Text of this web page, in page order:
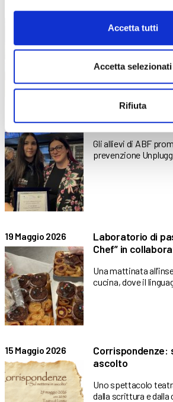
Accetta tutti
Accetta selezionati
Rifiuta
“Sulla bar… retta
barretta
26 Maggio 2026 Insieme contro
Gli allievi di ABF
prevenzione
19 Maggio 2026
Laboratorio di
Chef” in
Una mattinata
cucina, dove il
15 Maggio 2026
Corrispondenze:
ascolto
Uno spettacolo
dalla scrittura e